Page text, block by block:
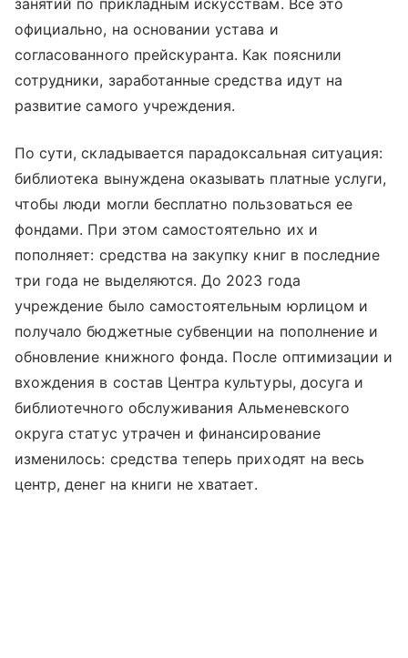
занятий по прикладным искусствам. Все это
официально, на основании устава и
согласованного прейскуранта. Как пояснили
сотрудники, заработанные средства идут на
развитие самого учреждения.
По сути, складывается парадоксальная ситуация:
библиотека вынуждена оказывать платные услуги,
чтобы люди могли бесплатно пользоваться ее
фондами. При этом самостоятельно их и
пополняет: средства на закупку книг в последние
три года не выделяются. До 2023 года
учреждение было самостоятельным юрлицом и
получало бюджетные субвенции на пополнение и
обновление книжного фонда. После оптимизации и
вхождения в состав Центра культуры, досуга и
библиотечного обслуживания Альменевского
округа статус утрачен и финансирование
изменилось: средства теперь приходят на весь
центр, денег на книги не хватает.